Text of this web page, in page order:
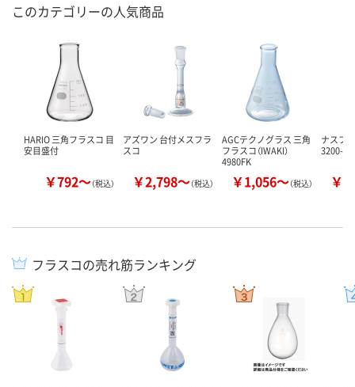
このカテゴリーの人気商品
HARIO 三角フラスコ 目
安目盛付
￥792～（税込）
アズワン 台付メスフラ
スコ
￥2,798～（税込）
AGCテクノグラス 三角
フラスコ（IWAKI）
4980FK
￥1,056～（税込）
ナスフ
3200-
￥
フラスコの売れ筋ランキング